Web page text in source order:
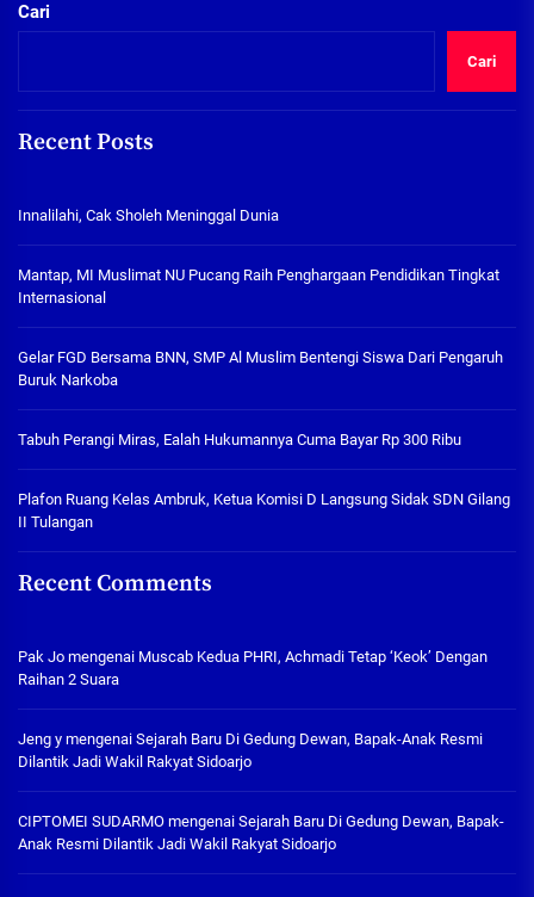
Cari
Cari
Recent Posts
Innalilahi, Cak Sholeh Meninggal Dunia
Mantap, MI Muslimat NU Pucang Raih Penghargaan Pendidikan Tingkat
Internasional
Gelar FGD Bersama BNN, SMP Al Muslim Bentengi Siswa Dari Pengaruh
Buruk Narkoba
Tabuh Perangi Miras, Ealah Hukumannya Cuma Bayar Rp 300 Ribu
Plafon Ruang Kelas Ambruk, Ketua Komisi D Langsung Sidak SDN Gilang
II Tulangan
Recent Comments
Pak Jo mengenai Muscab Kedua PHRI, Achmadi Tetap ‘Keok’ Dengan
Raihan 2 Suara
Jeng y mengenai Sejarah Baru Di Gedung Dewan, Bapak-Anak Resmi
Dilantik Jadi Wakil Rakyat Sidoarjo
CIPTOMEI SUDARMO mengenai Sejarah Baru Di Gedung Dewan, Bapak-
Anak Resmi Dilantik Jadi Wakil Rakyat Sidoarjo